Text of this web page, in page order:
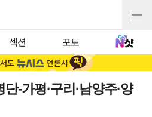
섹션 포토
-가평·구리·남양주·양